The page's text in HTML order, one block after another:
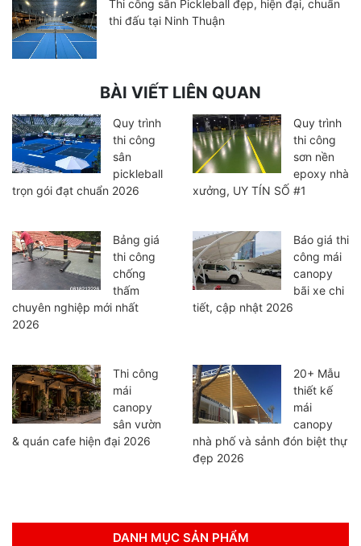
Thi công sân Pickleball đẹp, hiện đại, chuẩn
thi đấu tại Ninh Thuận
BÀI VIẾT LIÊN QUAN
Quy trình
thi công
sân
pickleball
trọn gói đạt chuẩn 2026
Quy trình
thi công
sơn nền
epoxy nhà
xưởng, UY TÍN SỐ #1
Bảng giá
thi công
chống
thấm
chuyên nghiệp mới nhất
2026
Báo giá thi
công mái
canopy
bãi xe chi
tiết, cập nhật 2026
Thi công
mái
canopy
sân vườn
& quán cafe hiện đại 2026
20+ Mẫu
thiết kế
mái
canopy
nhà phố và sảnh đón biệt thự
đẹp 2026
DANH MỤC SẢN PHẨM